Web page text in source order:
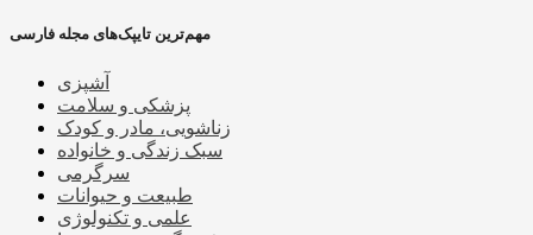
مهم‌ترین تایپک‌های مجله فارسی
آشپزی
پزشکی و سلامت
زناشویی، مادر و کودک
سبک زندگی و خانواده
سرگرمی
طبیعت و حیوانات
علمی و تکنولوژی